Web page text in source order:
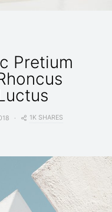
Pretium
1K SHARES